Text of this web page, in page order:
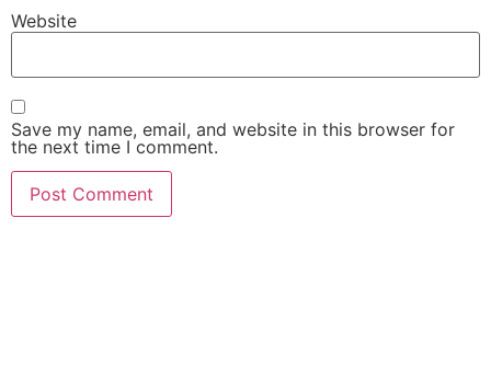
Website
Save my name, email, and website in this browser for
the next time I comment.